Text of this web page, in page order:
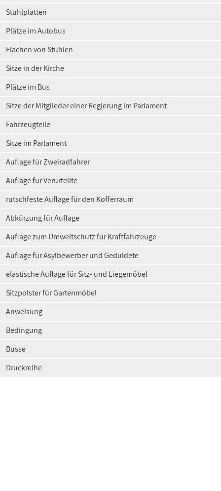
Stuhlplatten
Plätze im Autobus
Flächen von Stühlen
Sitze in der Kirche
Plätze im Bus
Sitze der Mitglieder einer Regierung im Parlament
Fahrzeugteile
Sitze im Parlament
Auflage für Zweiradfahrer
Auflage für Verurteilte
rutschfeste Auflage für den Kofferraum
Abkürzung für Auflage
Auflage zum Umweltschutz für Kraftfahrzeuge
Auflage für Asylbewerber und Geduldete
elastische Auflage für Sitz- und Liegemöbel
Sitzpolster für Gartenmöbel
Anweisung
Bedingung
Busse
Druckreihe